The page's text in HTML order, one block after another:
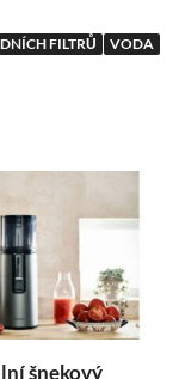
FILTRŮ VODA
šnekový